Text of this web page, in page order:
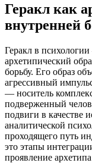
Геракл как
внутренней
Геракл в
архетипический
борьбу. Его образ
агрессивный
— носитель
подверженный
подвиги в качестве
аналитической
проходящего путь
это этапы
проявление